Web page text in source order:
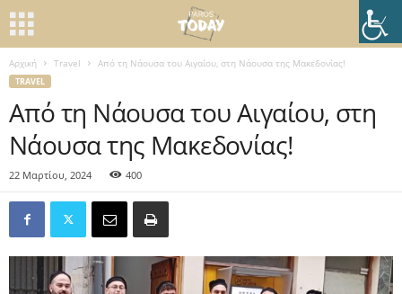
Αρχική Travel Από τη Νάουσα του Αιγαίου, στη Νάουσα της Μακεδονίας!
TRAVEL
Από τη Νάουσα του Αιγαίου, στη
Νάουσα της Μακεδονίας!
22 Μαρτίου, 2024 400